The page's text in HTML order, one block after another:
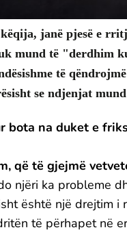
janë pjesë e
mund të "derdhim
të
se ndjenjat
bota na duket e
që të gjejmë
njëri ka probleme
është një drejtim i
të përhapet në